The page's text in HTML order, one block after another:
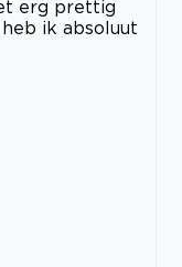
erg prettig
ik absoluut